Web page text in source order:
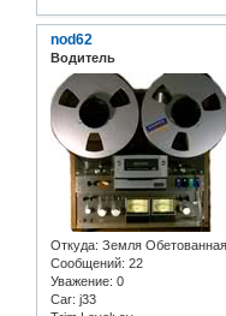
nod62
Водитель
Откуда: Земля Обетованная
Сообщений: 22
Уважение: 0
Car: j33